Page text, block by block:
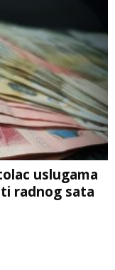
uslugama
radnog sata